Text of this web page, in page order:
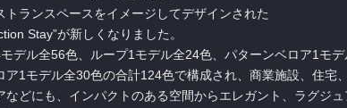
トランスペースをイメージしてデザインされた
Stay”が新しくなりました。
デル全56色、ループ1モデル全24色、パターンベロア1モ
ア1モデル全30色の合計124色で構成され、商業施設、住宅
などにも、インパクトのある空間からエレガント、ラグジ